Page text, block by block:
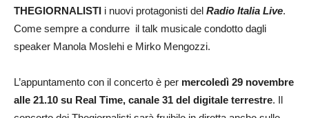
THEGIORNALISTI i nuovi protagonisti del Radio Italia Live.
Come sempre a condurre il talk musicale condotto dagli
speaker Manola Moslehi e Mirko Mengozzi.
L’appuntamento con il concerto è per mercoledì 29 novembre
alle 21.10 su Real Time, canale 31 del digitale terrestre. Il